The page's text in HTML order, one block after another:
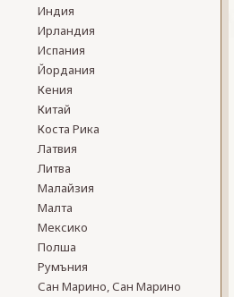
Индия
Ирландия
Испания
Йордания
Кения
Китай
Коста Рика
Латвия
Литва
Малайзия
Малта
Мексико
Полша
Румъния
Сан Марино, Сан Марино